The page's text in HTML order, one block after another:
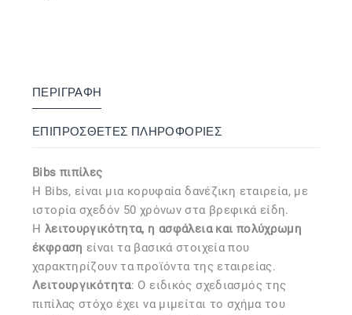
ΠΕΡΙΓΡΑΦΉ
ΕΠΙΠΡΌΣΘΕΤΕΣ ΠΛΗΡΟΦΟΡΊΕΣ
Bibs πιπίλες
Η Bibs, είναι μια κορυφαία δανέζικη εταιρεία, με
ιστορία σχεδόν 50 χρόνων στα βρεφικά είδη.
Η λειτουργικότητα, η ασφάλεια και πολύχρωμη
έκφραση είναι τα βασικά στοιχεία που
χαρακτηρίζουν τα προϊόντα της εταιρείας.
Λειτουργικότητα: Ο ειδικός σχεδιασμός της
πιπίλας στόχο έχει να μιμείται το σχήμα του